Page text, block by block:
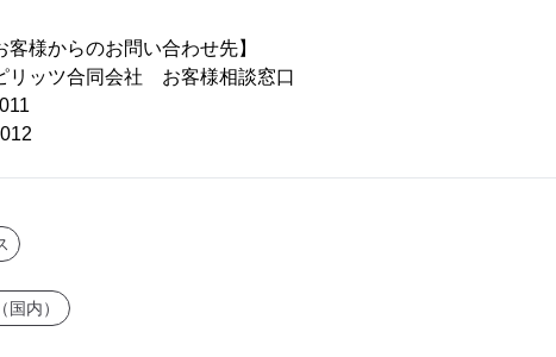
客様からのお問い合わせ先】
リッツ合同会社 お客様相談窓口
国内）